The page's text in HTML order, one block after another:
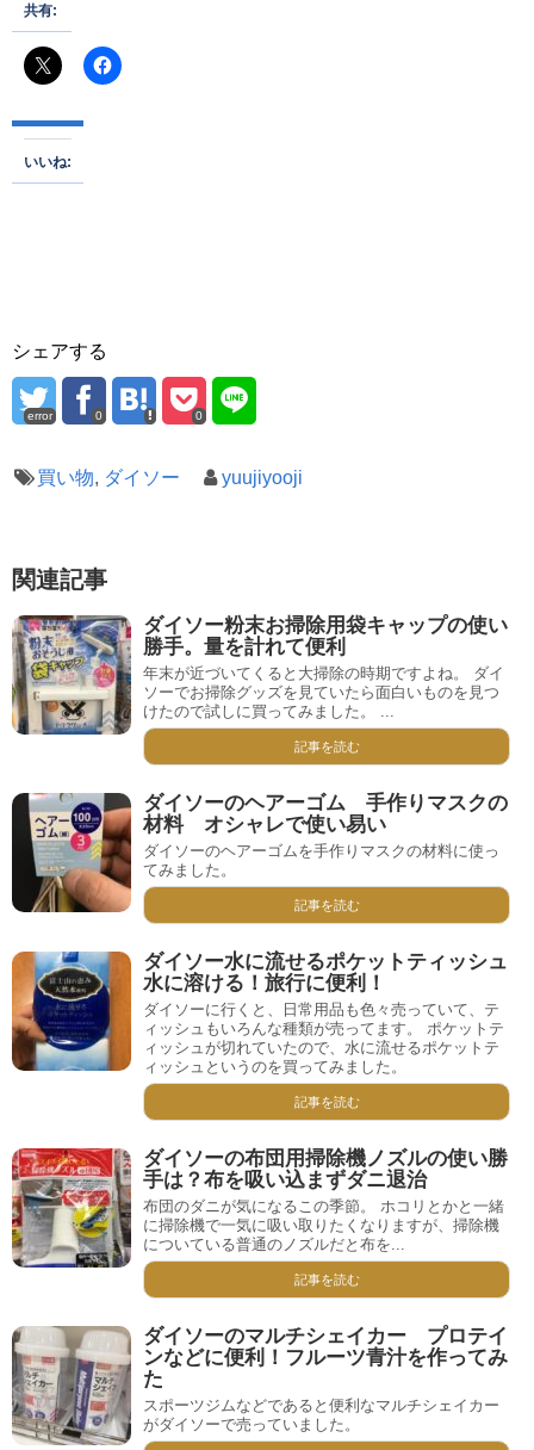
共有:
いいね:
シェアする
error 0 0
買い物, ダイソー yuujiyooji
関連記事
ダイソー粉末お掃除用袋キャップの使い
勝手。量を計れて便利
年末が近づいてくると大掃除の時期ですよね。 ダイ
ソーでお掃除グッズを見ていたら面白いものを見つ
けたので試しに買ってみました。 ...
記事を読む
ダイソーのヘアーゴム 手作りマスクの
材料 オシャレで使い易い
ダイソーのヘアーゴムを手作りマスクの材料に使っ
てみました。
記事を読む
ダイソー水に流せるポケットティッシュ
水に溶ける！旅行に便利！
ダイソーに行くと、日常用品も色々売っていて、テ
ィッシュもいろんな種類が売ってます。 ポケットテ
ィッシュが切れていたので、水に流せるポケットテ
ィッシュというのを買ってみました。
記事を読む
ダイソーの布団用掃除機ノズルの使い勝
手は？布を吸い込まずダニ退治
布団のダニが気になるこの季節。 ホコリとかと一緒
に掃除機で一気に吸い取りたくなりますが、掃除機
についている普通のノズルだと布を...
記事を読む
ダイソーのマルチシェイカー プロテイ
ンなどに便利！フルーツ青汁を作ってみ
た
スポーツジムなどであると便利なマルチシェイカー
がダイソーで売っていました。